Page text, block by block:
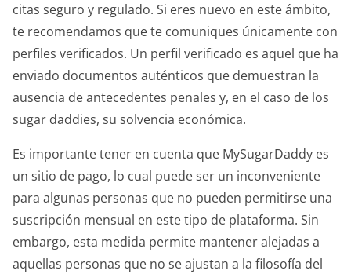
citas seguro y regulado. Si eres nuevo en este ámbito,
te recomendamos que te comuniques únicamente con
perfiles verificados. Un perfil verificado es aquel que ha
enviado documentos auténticos que demuestran la
ausencia de antecedentes penales y, en el caso de los
sugar daddies, su solvencia económica.
Es importante tener en cuenta que MySugarDaddy es
un sitio de pago, lo cual puede ser un inconveniente
para algunas personas que no pueden permitirse una
suscripción mensual en este tipo de plataforma. Sin
embargo, esta medida permite mantener alejadas a
aquellas personas que no se ajustan a la filosofía del